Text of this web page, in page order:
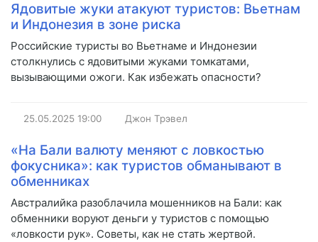
Ядовитые жуки атакуют туристов: Вьетнам
и Индонезия в зоне риска
Российские туристы во Вьетнаме и Индонезии
столкнулись с ядовитыми жуками томкатами,
вызывающими ожоги. Как избежать опасности?
25.05.2025 19:00 Джон Трэвел
«На Бали валюту меняют с ловкостью
фокусника»: как туристов обманывают в
обменниках
Австралийка разоблачила мошенников на Бали: как
обменники воруют деньги у туристов с помощью
«ловкости рук». Советы, как не стать жертвой.